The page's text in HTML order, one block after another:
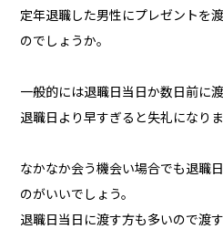
定年退職した男性にプレゼントを
のでしょうか。
一般的には退職日当日か数日前に渡
退職日より早すぎると失礼になり
なかなか会う機会い場合でも退職
のがいいでしょう。
退職日当日に渡す方も多いので渡